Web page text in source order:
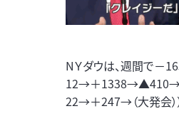
NＹダウは、週間で
12→＋
22→＋247→（大発会）